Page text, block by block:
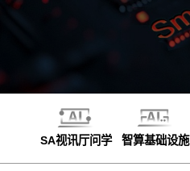
SA视讯厅问学 智算基础设施